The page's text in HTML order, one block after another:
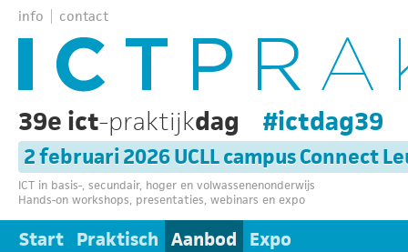
info contact
39e ict-praktijkdag #ictdag39
2 februari 2026 UCLL campus Connect
ICT in basis-, secundair, hoger en volwassenenonderwijs
Hands-on workshops, presentaties, webinars en expo
Start Praktisch Aanbod Expo